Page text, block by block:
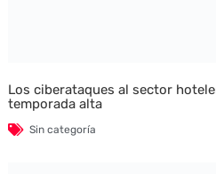
Los ciberataques al sector
temporada alta
Sin categoría